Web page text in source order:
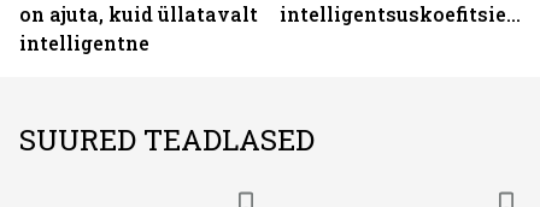
on ajuta, kuid üllatavalt
intelligentne
intelligentsuskoefitsient?
SUURED TEADLASED